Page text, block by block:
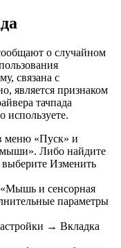
о случайном
связана с
является признаком
тачпада
используете.
меню «Пуск» и
Либо найдите
Изменить
и сенсорная
параметры
→ Вкладка